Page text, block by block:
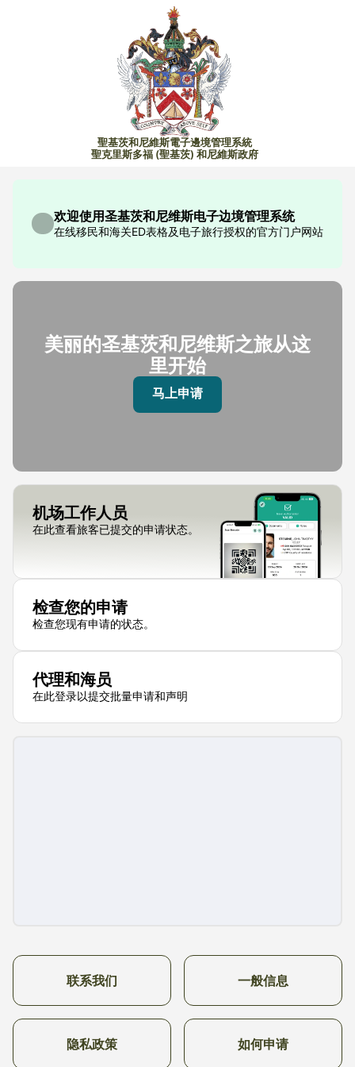
聖基茨和尼維斯電子邊境管理系統
聖克里斯多福 (聖基茨) 和尼維斯政府
欢迎使用圣基茨和尼维斯电子边境管理系统
在线移民和海关ED表格及电子旅行授权的官方门户网站
美丽的圣基茨和尼维斯之旅从这
里开始
马上申请
机场工作人员
在此查看旅客已提交的申请状态。
检查您的申请
检查您现有申请的状态。
代理和海员
在此登录以提交批量申请和声明
联系我们 一般信息
隐私政策 如何申请